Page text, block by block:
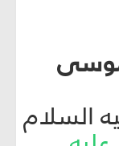
موسى
السلام